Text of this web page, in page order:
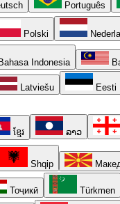
Português
Polski
Bahasa Indonesia
Latviešu Eesti
ខ្មែរ ລາວ
Shqip
Тоҷикӣ Türkmen